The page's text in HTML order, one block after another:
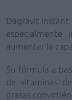
Dagravit Instant
especialmente
aumentar la
Su fórmula a
de vitaminas
grasas